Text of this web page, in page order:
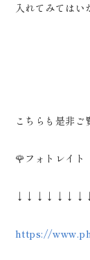
入れてみてはい
こちらも是非ご
🌹フォトレイト
https://